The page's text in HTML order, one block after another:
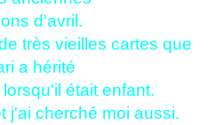
d'avril.
très vieilles cartes que
a hérité
était enfant.
j'ai cherché moi aussi.